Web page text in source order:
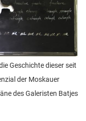
Geschichte dieser seit
der Moskauer
des Galeristen Batjes